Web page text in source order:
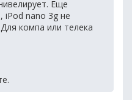
Еще
iPod nano 3g не
компа или телека